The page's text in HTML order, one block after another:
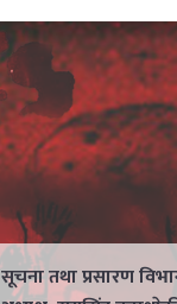
सूचना तथा प्रसारण